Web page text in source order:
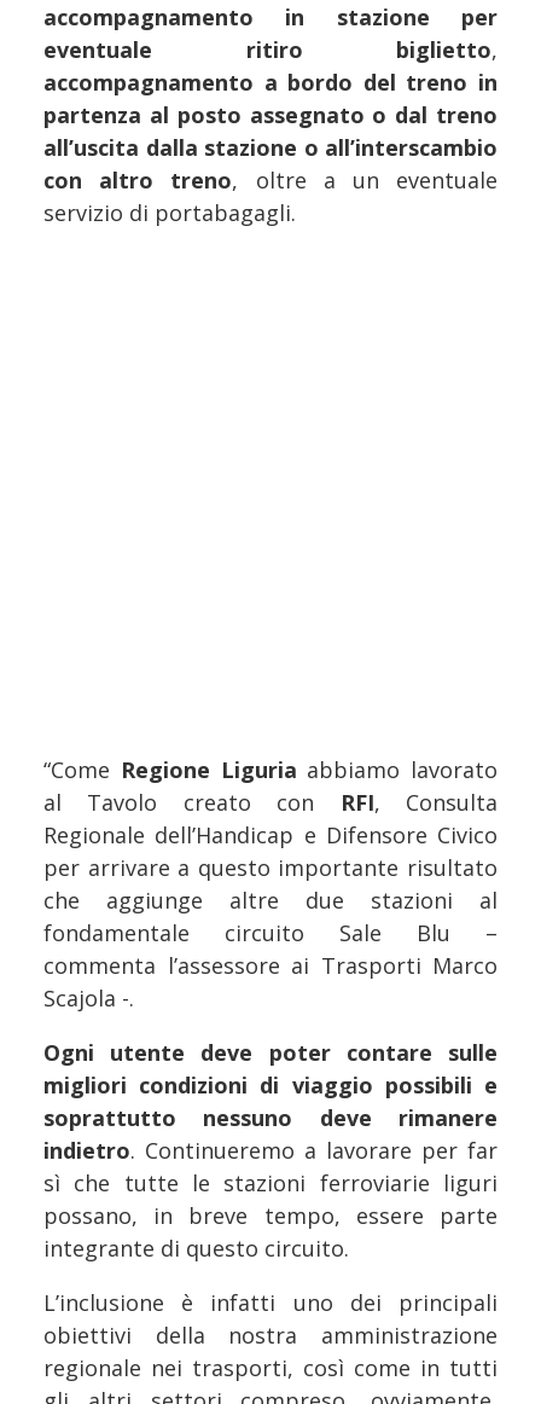
accompagnamento
in stazione per
eventuale ritiro biglietto,
accompagnamento a bordo del treno in
partenza al posto assegnato o dal treno
all’uscita dalla stazione o all’interscambio
con altro treno, oltre a un eventuale
servizio di portabagagli.
“Come Regione Liguria abbiamo lavorato
al Tavolo creato con RFI, Consulta
Regionale dell’Handicap e Difensore Civico
per arrivare a questo importante risultato
che aggiunge altre due stazioni al
fondamentale circuito Sale Blu –
commenta l’assessore ai Trasporti Marco
Scajola -.
Ogni utente deve poter contare sulle
migliori condizioni di viaggio possibili e
soprattutto nessuno deve rimanere
indietro. Continueremo a lavorare per far
sì che tutte le stazioni ferroviarie liguri
possano, in breve tempo, essere parte
integrante di questo circuito.
L’inclusione è infatti uno dei principali
obiettivi della nostra amministrazione
regionale nei trasporti, così come in tutti